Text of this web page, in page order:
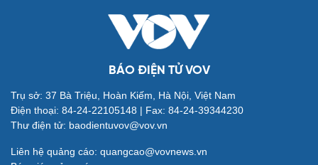
Ăn sạch sống khỏe
Đời sống
Nhà đẹp
Tình yêu - Gia đình
Văn hóa
Âm nhạc
BÁO ĐIỆN TỬ VOV
Trụ sở: 37 Bà Triệu, Hoàn Kiếm, Hà Nội, Việt Nam
Điện thoại: 84-24-22105148 | Fax: 84-24-39344230
Thư điện tử: baodientuvov@vov.vn
Liên hệ quảng cáo: quangcao@vovnews.vn